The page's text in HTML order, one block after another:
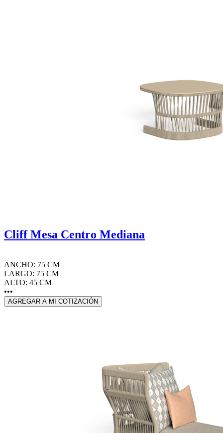
Cliff Mesa Centro Mediana
ANCHO: 75 CM
LARGO: 75 CM
ALTO: 45 CM
•••
AGREGAR A MI COTIZACIÓN